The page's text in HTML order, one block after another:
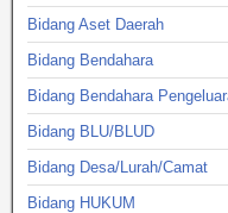
Bidang Aset Daerah
Bidang Bendahara
Bidang Bendahara
Bidang BLU/BLUD
Bidang Desa/Lurah/Camat
Bidang HUKUM